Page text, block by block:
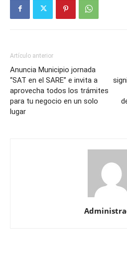
Artículo anterior
Anuncia Municipio jornada
“SAT en el SARE” e invita a
aprovecha todos los trámites
para tu negocio en un solo
lugar